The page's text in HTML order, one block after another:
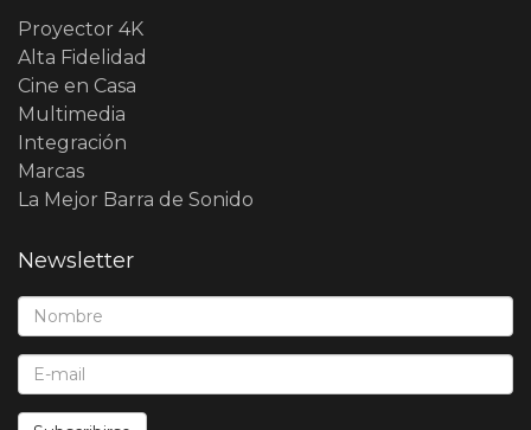
Proyector 4K
Alta Fidelidad
Cine en Casa
Multimedia
Integración
Marcas
La Mejor Barra de Sonido
Newsletter
Nombre*:
E-Mail*: